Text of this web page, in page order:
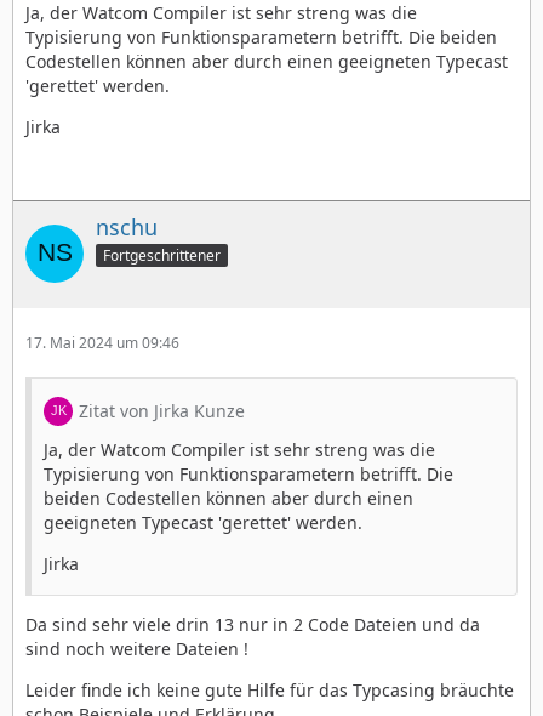
Ja, der Watcom Compiler ist sehr streng was die
Typisierung von Funktionsparametern betrifft. Die beiden
Codestellen können aber durch einen geeigneten Typecast
'gerettet' werden.
Jirka
nschu
Fortgeschrittener
17. Mai 2024 um 09:46
Zitat von Jirka Kunze
Ja, der Watcom Compiler ist sehr streng was die
Typisierung von Funktionsparametern betrifft. Die
beiden Codestellen können aber durch einen
geeigneten Typecast 'gerettet' werden.
Jirka
Da sind sehr viele drin 13 nur in 2 Code Dateien und da
sind noch weitere Dateien !
Leider finde ich keine gute Hilfe für das Typcasing bräuchte